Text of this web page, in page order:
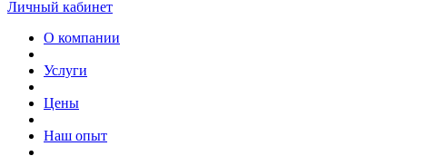
Личный кабинет
О компании
Услуги
Цены
Наш опыт